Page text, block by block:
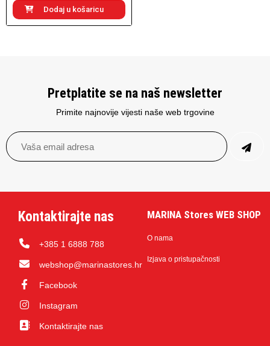
Dodaj u košaricu
Pretplatite se na naš newsletter
Primite najnovije vijesti naše web trgovine
Kontaktirajte nas
+385 1 6888 788
webshop@marinastores.hr
Facebook
Instagram
Kontaktirajte nas
MARINA Stores WEB SHOP
O nama
Izjava o pristupačnosti